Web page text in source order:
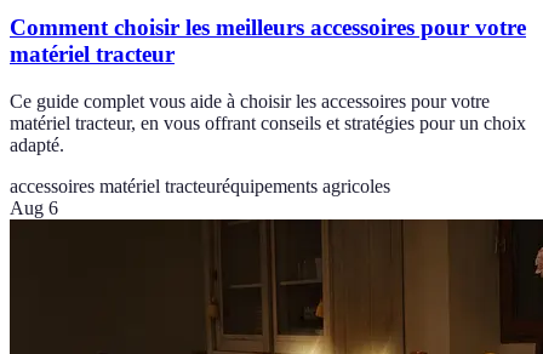
Comment choisir les meilleurs accessoires pour votre
matériel tracteur
Ce guide complet vous aide à choisir les accessoires pour votre
matériel tracteur, en vous offrant conseils et stratégies pour un choix
adapté.
accessoires matériel tracteuréquipements agricoles
Aug 6